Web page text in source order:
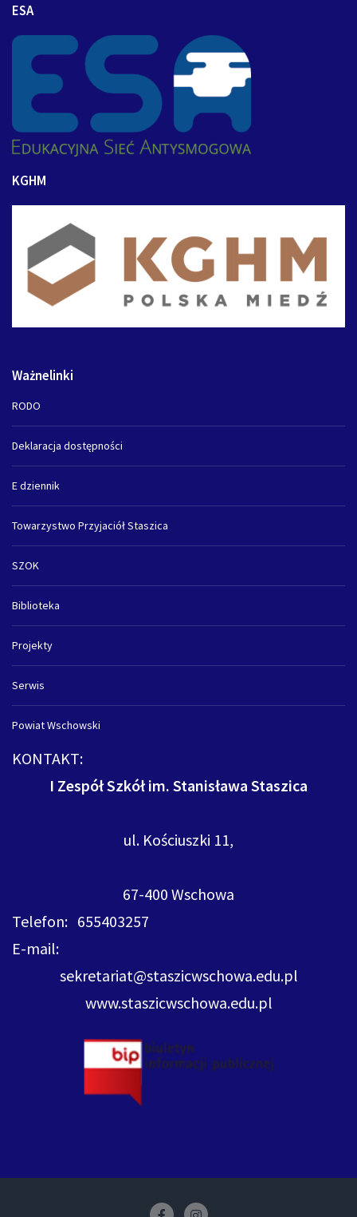
ESA
KGHM
Ważnelinki
RODO
Deklaracja dostępności
E dziennik
Towarzystwo Przyjaciół Staszica
SZOK
Biblioteka
Projekty
Serwis
Powiat Wschowski
KONTAKT:
I Zespół Szkół im. Stanisława Staszica
ul. Kościuszki 11,
67-400 Wschowa
Telefon: 655403257
E-mail:
sekretariat@staszicwschowa.edu.pl
www.staszicwschowa.edu.pl